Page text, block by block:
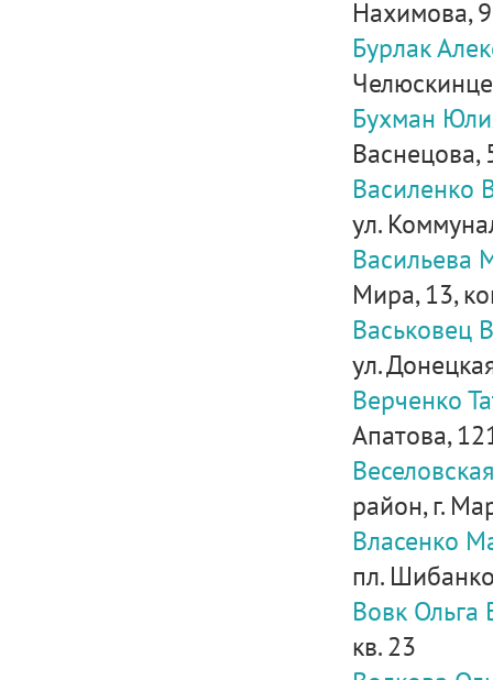
Нахимова,
Бурлак
Бухман
Васнецова,
Василенко
ул.
Васильева
Мира, 13,
Васьковец
ул.
Верченко
Апатова,
район, г.
Власенко
пл.
Вовк
кв. 23